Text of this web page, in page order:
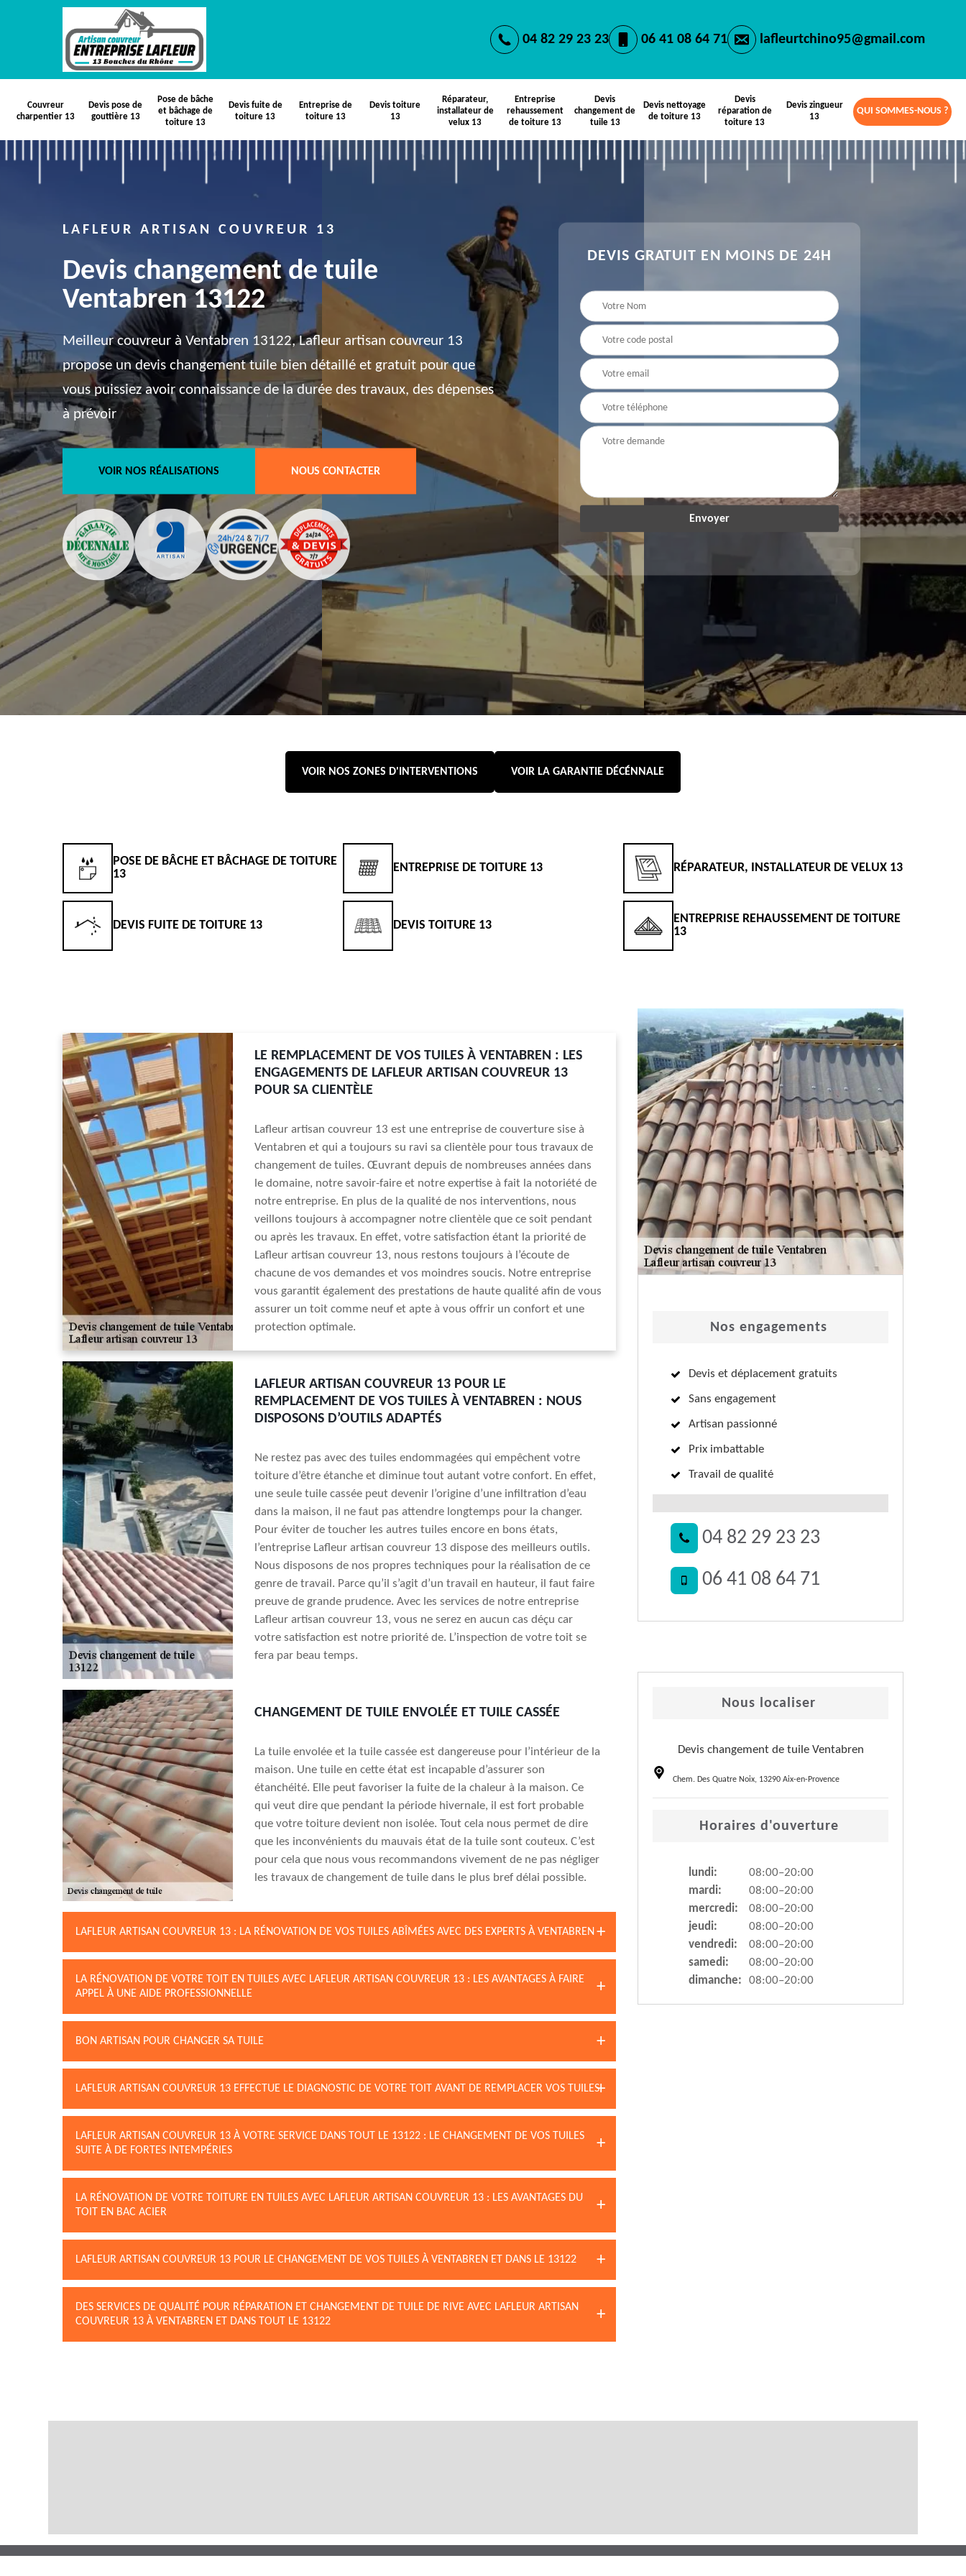
04 82 29 23 23 06 41 08 64 71 lafleurtchino95@gmail.com
Couvreur
charpentier 13
Devis pose de
gouttière 13
Pose de bâche
et bâchage de
toiture 13
Devis fuite de
toiture 13
Entreprise de
toiture 13
Devis toiture
13
Réparateur,
installateur de
velux 13
Entreprise
rehaussement
de toiture 13
Devis
changement de
tuile 13
Devis nettoyage
de toiture 13
Devis
réparation de
toiture 13
Devis zingueur
13
QUI SOMMES-NOUS ?
LAFLEUR ARTISAN COUVREUR 13
Devis changement de tuile
Ventabren 13122
Meilleur couvreur à Ventabren 13122, Lafleur artisan couvreur 13
propose un devis changement tuile bien détaillé et gratuit pour que
vous puissiez avoir connaissance de la durée des travaux, des dépenses
à prévoir
VOIR NOS RÉALISATIONS NOUS CONTACTER
DEVIS GRATUIT EN MOINS DE 24H
VOIR NOS ZONES D'INTERVENTIONS VOIR LA GARANTIE DÉCÉNNALE
POSE DE BÂCHE ET BÂCHAGE DE TOITURE
13
DEVIS FUITE DE TOITURE 13
ENTREPRISE DE TOITURE 13
DEVIS TOITURE 13
RÉPARATEUR, INSTALLATEUR DE VELUX 13
ENTREPRISE REHAUSSEMENT DE TOITURE
13
LE REMPLACEMENT DE VOS TUILES À VENTABREN : LES
ENGAGEMENTS DE LAFLEUR ARTISAN COUVREUR 13
POUR SA CLIENTÈLE
Lafleur artisan couvreur 13 est une entreprise de couverture sise à
Ventabren et qui a toujours su ravi sa clientèle pour tous travaux de
changement de tuiles. Œuvrant depuis de nombreuses années dans
le domaine, notre savoir-faire et notre expertise à fait la notoriété de
notre entreprise. En plus de la qualité de nos interventions, nous
veillons toujours à accompagner notre clientèle que ce soit pendant
ou après les travaux. En effet, votre satisfaction étant la priorité de
Lafleur artisan couvreur 13, nous restons toujours à l’écoute de
chacune de vos demandes et vos moindres soucis. Notre entreprise
vous garantit également des prestations de haute qualité afin de vous
assurer un toit comme neuf et apte à vous offrir un confort et une
protection optimale.
LAFLEUR ARTISAN COUVREUR 13 POUR LE
REMPLACEMENT DE VOS TUILES À VENTABREN : NOUS
DISPOSONS D’OUTILS ADAPTÉS
Ne restez pas avec des tuiles endommagées qui empêchent votre
toiture d’être étanche et diminue tout autant votre confort. En effet,
une seule tuile cassée peut devenir l’origine d’une infiltration d’eau
dans la maison, il ne faut pas attendre longtemps pour la changer.
Pour éviter de toucher les autres tuiles encore en bons états,
l’entreprise Lafleur artisan couvreur 13 dispose des meilleurs outils.
Nous disposons de nos propres techniques pour la réalisation de ce
genre de travail. Parce qu’il s’agit d’un travail en hauteur, il faut faire
preuve de grande prudence. Avec les services de notre entreprise
Lafleur artisan couvreur 13, vous ne serez en aucun cas déçu car
votre satisfaction est notre priorité de. L’inspection de votre toit se
fera par beau temps.
CHANGEMENT DE TUILE ENVOLÉE ET TUILE CASSÉE
La tuile envolée et la tuile cassée est dangereuse pour l’intérieur de la
maison. Une tuile en cette état est incapable d’assurer son
étanchéité. Elle peut favoriser la fuite de la chaleur à la maison. Ce
qui veut dire que pendant la période hivernale, il est fort probable
que votre toiture devient non isolée. Tout cela nous permet de dire
que les inconvénients du mauvais état de la tuile sont couteux. C’est
pour cela que nous vous recommandons vivement de ne pas négliger
les travaux de changement de tuile dans le plus bref délai possible.
LAFLEUR ARTISAN COUVREUR 13 : LA RÉNOVATION DE VOS TUILES ABÎMÉES AVEC DES EXPERTS À VENTABREN
LA RÉNOVATION DE VOTRE TOIT EN TUILES AVEC LAFLEUR ARTISAN COUVREUR 13 : LES AVANTAGES À FAIRE
APPEL À UNE AIDE PROFESSIONNELLE
BON ARTISAN POUR CHANGER SA TUILE
LAFLEUR ARTISAN COUVREUR 13 EFFECTUE LE DIAGNOSTIC DE VOTRE TOIT AVANT DE REMPLACER VOS TUILES
LAFLEUR ARTISAN COUVREUR 13 À VOTRE SERVICE DANS TOUT LE 13122 : LE CHANGEMENT DE VOS TUILES
SUITE À DE FORTES INTEMPÉRIES
LA RÉNOVATION DE VOTRE TOITURE EN TUILES AVEC LAFLEUR ARTISAN COUVREUR 13 : LES AVANTAGES DU
TOIT EN BAC ACIER
LAFLEUR ARTISAN COUVREUR 13 POUR LE CHANGEMENT DE VOS TUILES À VENTABREN ET DANS LE 13122
DES SERVICES DE QUALITÉ POUR RÉPARATION ET CHANGEMENT DE TUILE DE RIVE AVEC LAFLEUR ARTISAN
COUVREUR 13 À VENTABREN ET DANS TOUT LE 13122
Nos engagements
Devis et déplacement gratuits
Sans engagement
Artisan passionné
Prix imbattable
Travail de qualité
04 82 29 23 23
06 41 08 64 71
Nous localiser
Devis changement de tuile Ventabren
Chem. Des Quatre Noix, 13290 Aix-en-Provence
Horaires d'ouverture
lundi:
08:00–20:00
mardi:
08:00–20:00
mercredi:
08:00–20:00
jeudi:
08:00–20:00
vendredi:
08:00–20:00
samedi:
08:00–20:00
dimanche:
08:00–20:00